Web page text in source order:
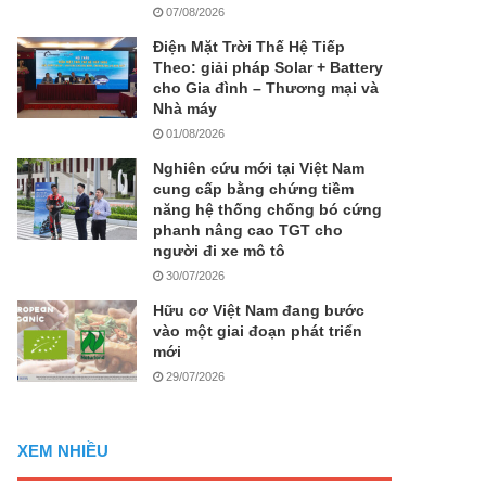
07/08/2026
Điện Mặt Trời Thế Hệ Tiếp
Theo: giải pháp Solar + Battery
cho Gia đình – Thương mại và
Nhà máy
01/08/2026
Nghiên cứu mới tại Việt Nam
cung cấp bằng chứng tiềm
năng hệ thống chống bó cứng
phanh nâng cao TGT cho
người đi xe mô tô
30/07/2026
Hữu cơ Việt Nam đang bước
vào một giai đoạn phát triển
mới
29/07/2026
XEM NHIỀU